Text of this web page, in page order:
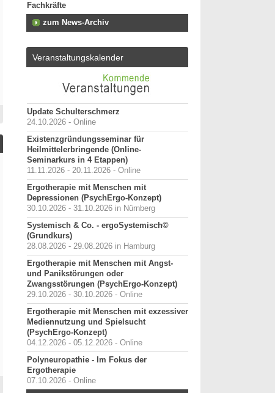
Fachkräfte
zum News-Archiv
Veranstaltungskalender
Update Schulterschmerz
24.10.2026 - Online
Existenzgründungsseminar für
Heilmittelerbringende (Online-
Seminarkurs in 4 Etappen)
11.11.2026 - 20.11.2026 - Online
Ergotherapie mit Menschen mit
Depressionen (PsychErgo-Konzept)
30.10.2026 - 31.10.2026 in Nürnberg
Systemisch & Co. - ergoSystemisch©
(Grundkurs)
28.08.2026 - 29.08.2026 in Hamburg
Ergotherapie mit Menschen mit Angst-
und Panikstörungen oder
Zwangsstörungen (PsychErgo-Konzept)
29.10.2026 - 30.10.2026 - Online
Ergotherapie mit Menschen mit exzessiver
Mediennutzung und Spielsucht
(PsychErgo-Konzept)
04.12.2026 - 05.12.2026 - Online
Polyneuropathie - Im Fokus der
Ergotherapie
07.10.2026 - Online